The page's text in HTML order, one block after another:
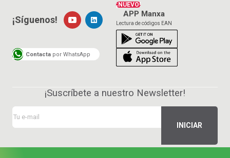
¡NUEVO!
APP Manxa
Lectura de códigos EAN
¡Síguenos!
Contacta por WhatsApp
¡Suscríbete a nuestro Newsletter!